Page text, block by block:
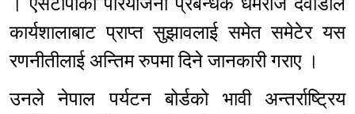
कार्यशालाबाट प्राप्त सुझावलाई समेत समेटेर यस
रणनीतीलाई अन्तिम रुपमा दिने जानकारी गराए ।
उनले नेपाल पर्यटन बोर्डको भावी अन्तर्राष्ट्रिय